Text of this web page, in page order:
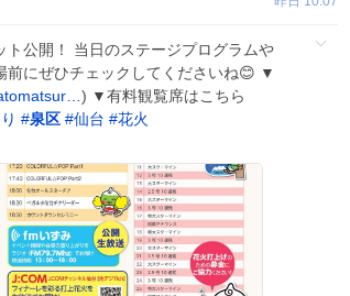
公開！ 当日のステージプログラムや
前にぜひチェックしてくださいね😊 ▼
) ▼有料観覧席はこちら
#泉区 #仙台 #花火